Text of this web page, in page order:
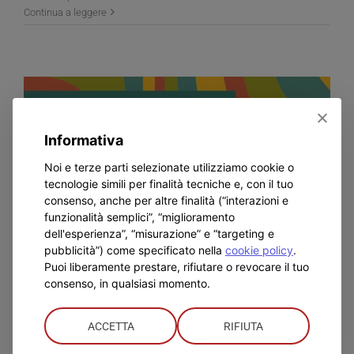
con
i
Continua a leggere
È in partenza il gruppi
dell’accoglienza
Informativa
Noi e terze parti selezionate utilizziamo cookie o
tecnologie simili per finalità tecniche e, con il tuo
consenso, anche per altre finalità (“interazioni e
funzionalità semplici”, “miglioramento
dell'esperienza”, “misurazione” e “targeting e
pubblicità”) come specificato nella cookie policy.
Puoi liberamente prestare, rifiutare o revocare il tuo
consenso, in qualsiasi momento.
ACCETTA RIFIUTA